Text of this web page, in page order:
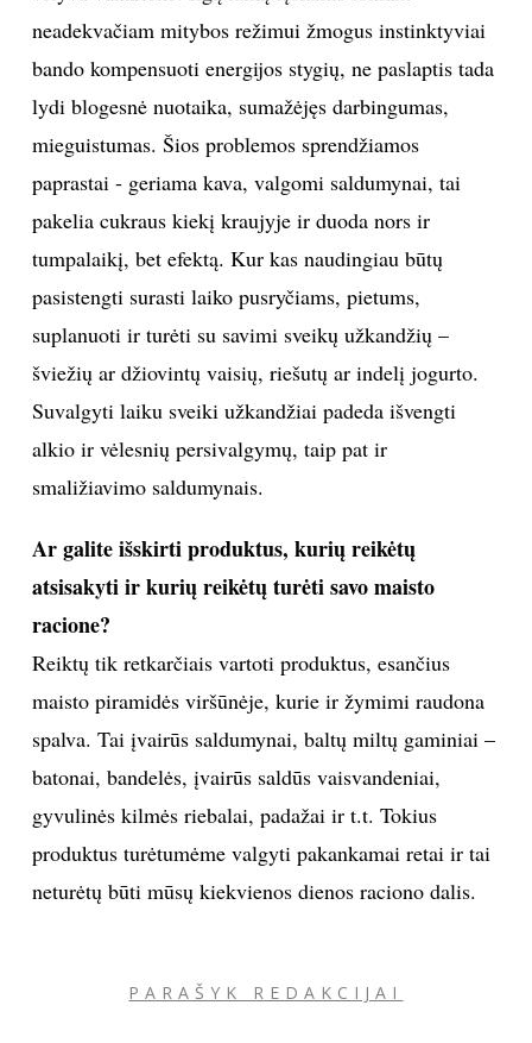
neadekvačiam mitybos režimui žmogus instinktyviai
bando kompensuoti energijos stygių, ne paslaptis tada
lydi blogesnė nuotaika, sumažėjęs darbingumas,
mieguistumas. Šios problemos sprendžiamos
paprastai - geriama kava, valgomi saldumynai, tai
pakelia cukraus kiekį kraujyje ir duoda nors ir
tumpalaikį, bet efektą. Kur kas naudingiau būtų
pasistengti surasti laiko pusryčiams, pietums,
suplanuoti ir turėti su savimi sveikų užkandžių –
šviežių ar džiovintų vaisių, riešutų ar indelį jogurto.
Suvalgyti laiku sveiki užkandžiai padeda išvengti
alkio ir vėlesnių persivalgymų, taip pat ir
smaližiavimo saldumynais.
Ar galite išskirti produktus, kurių reikėtų
atsisakyti ir kurių reikėtų turėti savo maisto
racione?
Reiktų tik retkarčiais vartoti produktus, esančius
maisto piramidės viršūnėje, kurie ir žymimi raudona
spalva. Tai įvairūs saldumynai, baltų miltų gaminiai –
batonai, bandelės, įvairūs saldūs vaisvandeniai,
gyvulinės kilmės riebalai, padažai ir t.t. Tokius
produktus turėtumėme valgyti pakankamai retai ir tai
neturėtų būti mūsų kiekvienos dienos raciono dalis.
PARAŠYK REDAKCIJAI